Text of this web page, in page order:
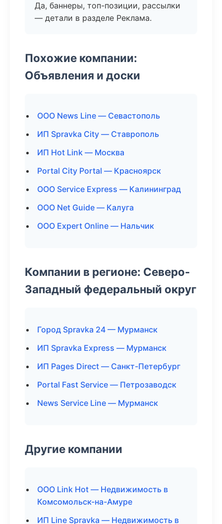
Да, баннеры, топ-позиции, рассылки
— детали в разделе Реклама.
Похожие компании:
Объявления и доски
ООО News Line — Севастополь
ИП Spravka City — Ставрополь
ИП Hot Link — Москва
Portal City Portal — Красноярск
ООО Service Express — Калининград
ООО Net Guide — Калуга
ООО Expert Online — Нальчик
Компании в регионе: Северо-
Западный федеральный округ
Город Spravka 24 — Мурманск
ИП Spravka Express — Мурманск
ИП Pages Direct — Санкт-Петербург
Portal Fast Service — Петрозаводск
News Service Line — Мурманск
Другие компании
ООО Link Hot — Недвижимость в
Комсомольск-на-Амуре
ИП Line Spravka — Недвижимость в